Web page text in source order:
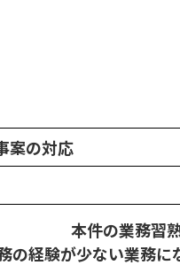
案の対応
本件の業務習
の経験が少ない業務に